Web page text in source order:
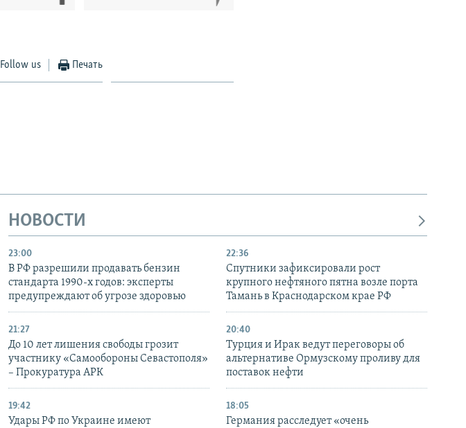
Follow us Печать
НОВОСТИ
23:00
В РФ разрешили продавать бензин
стандарта 1990-х годов: эксперты
предупреждают об угрозе здоровью
22:36
Спутники зафиксировали рост
крупного нефтяного пятна возле порта
Тамань в Краснодарском крае РФ
21:27
До 10 лет лишения свободы грозит
участнику «Самообороны Севастополя»
– Прокуратура АРК
20:40
Турция и Ирак ведут переговоры об
альтернативе Ормузскому проливу для
поставок нефти
19:42
Удары РФ по Украине имеют
18:05
Германия расследует «очень